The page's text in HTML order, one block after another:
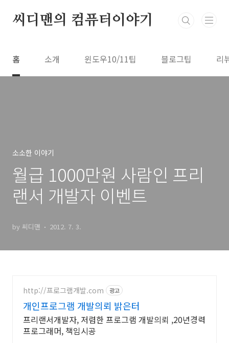
씨디맨의 컴퓨터이야기
홈 소개 윈도우10/11팁 블로그팁 리
소소한 이야기
월급 1000만원 사람인 프리
랜서 개발자 이벤트
by 씨디맨 2012. 7. 3.
http://프로그램개발.com 광고
개인프로그램 개발의뢰 밝은터
프리랜서개발자, 저렴한 프로그램 개발의뢰 ,20년경력
프로그래머, 책임시공